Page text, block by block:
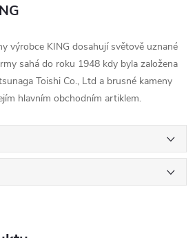
výrobce KING dosahují světově uznané
sahá do roku 1948 kdy byla založena
Toishi Co., Ltd a brusné kameny
hlavním obchodním artiklem.